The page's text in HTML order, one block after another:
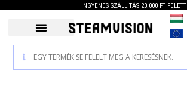
INGYENES SZÁLLÍTÁS 20.000 FT FELETT
EGY TERMÉK SE FELELT MEG A KERESÉSNEK.